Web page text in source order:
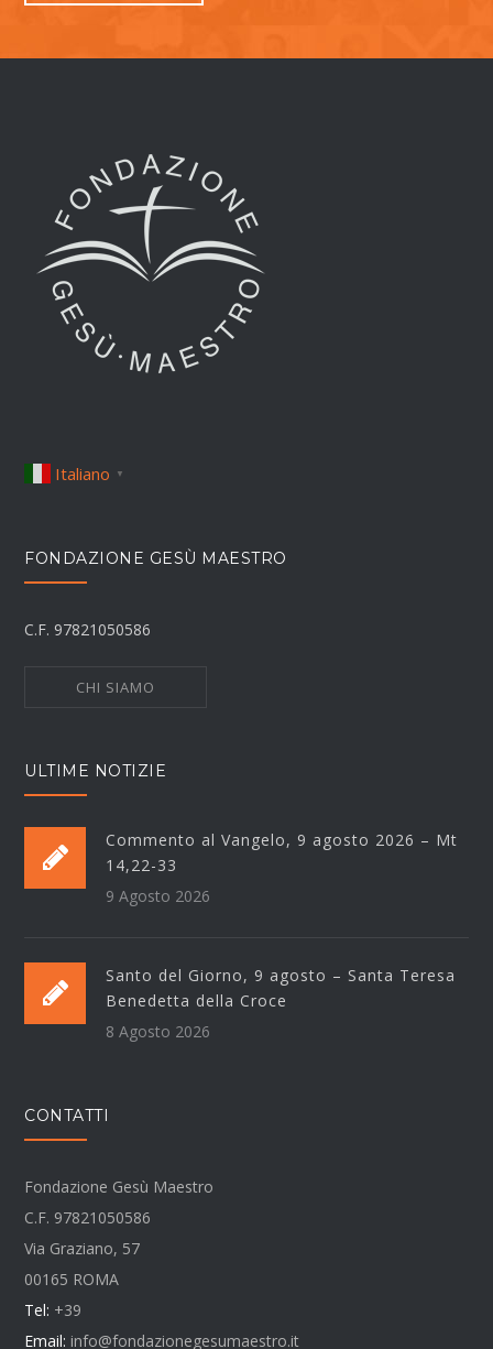
Italiano ▼
FONDAZIONE GESÙ MAESTRO
C.F. 97821050586
CHI SIAMO
ULTIME NOTIZIE
Commento al Vangelo, 9 agosto 2026 – Mt
14,22-33
9 Agosto 2026
Santo del Giorno, 9 agosto – Santa Teresa
Benedetta della Croce
8 Agosto 2026
CONTATTI
Fondazione Gesù Maestro
C.F. 97821050586
Via Graziano, 57
00165 ROMA
Tel: +39
Email: info@fondazionegesumaestro.it